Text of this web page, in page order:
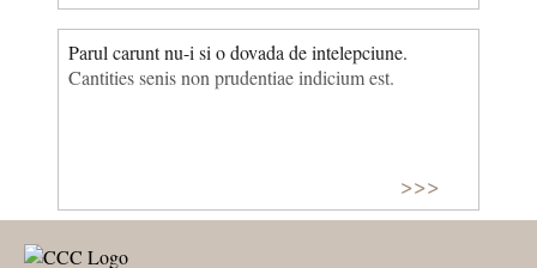
Parul carunt nu-i si o dovada de intelepciune.
Cantities senis non prudentiae indicium est.
>>>